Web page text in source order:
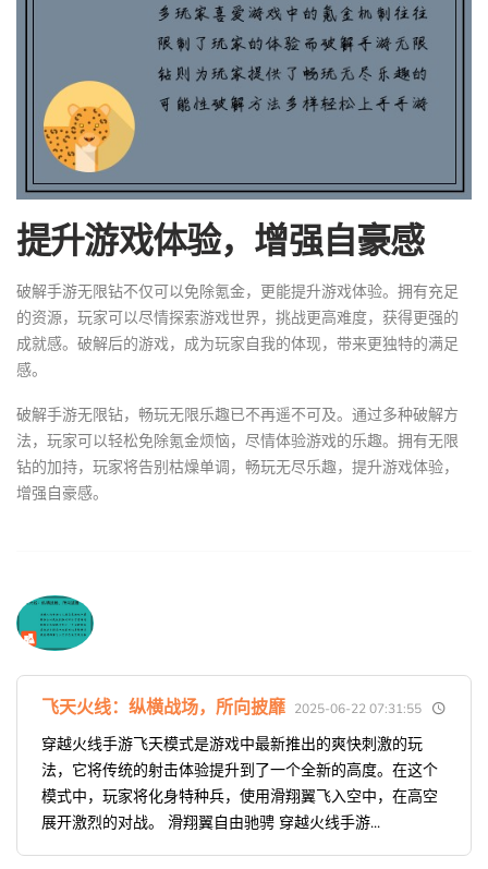
提升游戏体验，增强自豪感
破解手游无限钻不仅可以免除氪金，更能提升游戏体验。拥有充足
的资源，玩家可以尽情探索游戏世界，挑战更高难度，获得更强的
成就感。破解后的游戏，成为玩家自我的体现，带来更独特的满足
感。
破解手游无限钻，畅玩无限乐趣已不再遥不可及。通过多种破解方
法，玩家可以轻松免除氪金烦恼，尽情体验游戏的乐趣。拥有无限
钻的加持，玩家将告别枯燥单调，畅玩无尽乐趣，提升游戏体验，
增强自豪感。
飞天火线：纵横战场，所向披靡 2025-06-22 07:31:55
穿越火线手游飞天模式是游戏中最新推出的爽快刺激的玩
法，它将传统的射击体验提升到了一个全新的高度。在这个
模式中，玩家将化身特种兵，使用滑翔翼飞入空中，在高空
展开激烈的对战。 滑翔翼自由驰骋 穿越火线手游...